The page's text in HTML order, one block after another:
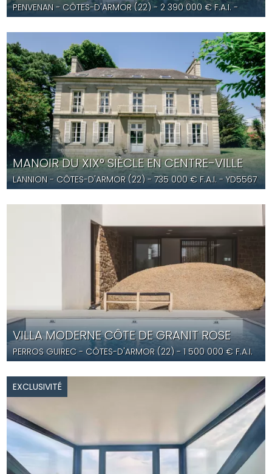
PENVENAN - CÔTES-D'ARMOR (22) - 2 390 000 € F.A.I. -
YD5568
MANOIR DU XIX° SIÈCLE EN CENTRE-VILLE
LANNION - CÔTES-D'ARMOR (22) -735 000€ F.A.I.- YD5567
VILLA MODERNE CÔTE DE GRANIT ROSE
PERROS GUIREC - CÔTES-D'ARMOR (22) -1 500 000 € F.A.I.
- YD5566
EXCLUSIVITÉ